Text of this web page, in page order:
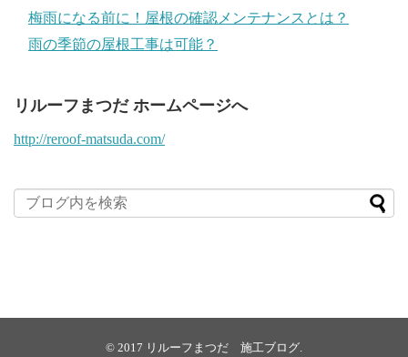
梅雨になる前に！屋根の確認メンテナンスとは？
雨の季節の屋根工事は可能？
リルーフまつだ ホームページへ
http://reroof-matsuda.com/
© 2017 リルーフまつだ 施工ブログ